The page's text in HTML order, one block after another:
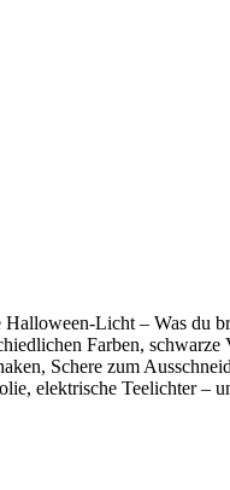
Licht – Was du
Farben,
Schere zum
elektrische Teelichter –